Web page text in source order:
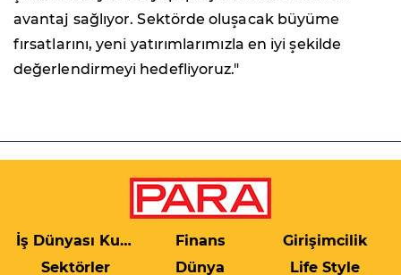
avantaj sağlıyor. Sektörde oluşacak büyüme
fırsatlarını, yeni yatırımlarımızla en iyi şekilde
değerlendirmeyi hedefliyoruz."
İş Dünyası Kulis Finans
Girişimcilik
Sektörler
Dünya Life Style